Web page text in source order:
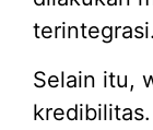
terintegrasi.
Selain itu,